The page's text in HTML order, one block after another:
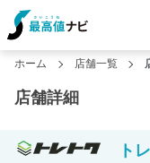
ホーム 店舗一覧
店舗詳細
ト